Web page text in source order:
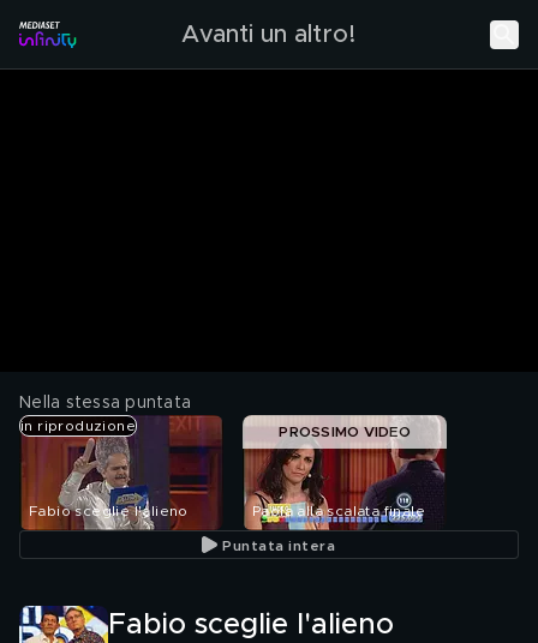
Avanti un altro!
Nella stessa puntata
in riproduzione
Fabio sceglie l'alieno Paola alla scalata finale
PROSSIMO VIDEO
Puntata intera
Fabio sceglie l'alieno